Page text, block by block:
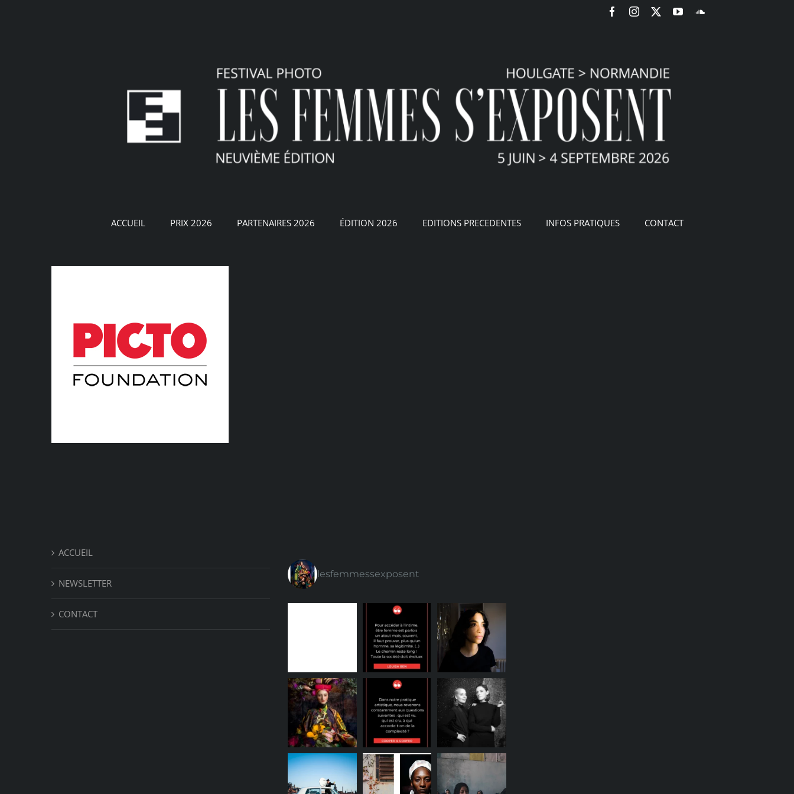
FacebookInstagram
X YouTubeSoundCloud
ACCUEIL PRIX 2026 PARTENAIRES 2026 ÉDITION 2026 EDITIONS PRECEDENTES INFOS PRATIQUES CONTACT
ACCUEIL
NEWSLETTER
CONTACT
lesfemmessexposent